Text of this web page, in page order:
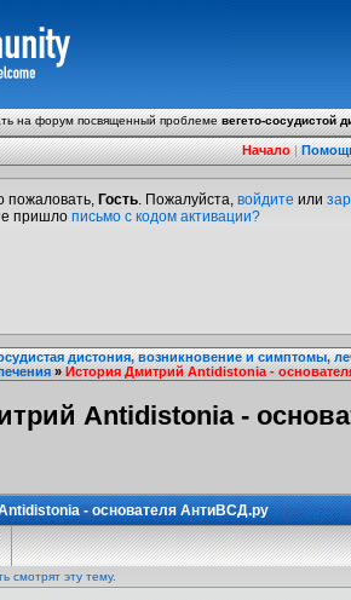
на форум посвященный проблемевегето-сосудистой
Начало|
пожаловать, Гость. Пожалуйста, войдите или
пришло письмо с кодом активации?
дистония, возникновение и симптомы,
»История Дмитрий Antidistonia -
Antidistonia -
- основателя АнтиВСД.ру
смотрят эту тему.